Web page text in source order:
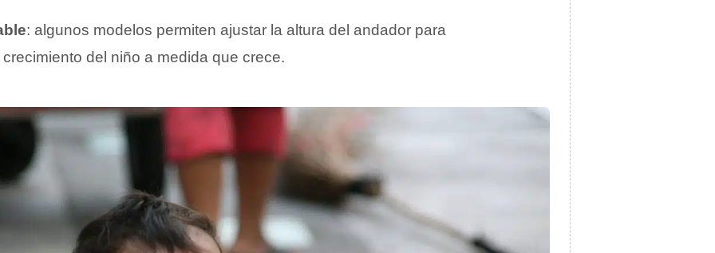
: algunos modelos permiten ajustar la altura del andador para
del niño a medida que crece.